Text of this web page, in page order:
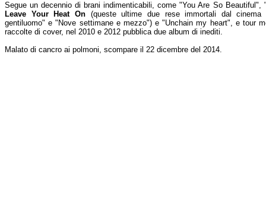
Segue un decennio di brani indimenticabili, come "You Are So
Leave Your Heat On(queste ultime due rese immortali dal cinema
gentiluomo" e "Nove settimane e mezzo") e "Unchain my heart", e tour
raccolte di cover, nel 2010 e 2012 pubblica due album di inediti.
Malato di cancro ai polmoni, scompare il 22 dicembre del 2014.